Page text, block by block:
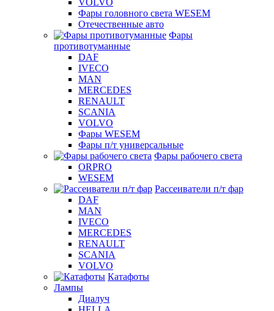
VOLVO
Фары головного света WESEM
Отечественные авто
Фары
противотуманные
DAF
IVECO
MAN
MERCEDES
RENAULT
SCANIA
VOLVO
Фары WESEM
Фары п/т универсальные
Фары рабочего света
ORPRO
WESEM
Рассеиватели п/т фар
DAF
MAN
IVECO
MERCEDES
RENAULT
SCANIA
VOLVO
Катафоты
Лампы
Диалуч